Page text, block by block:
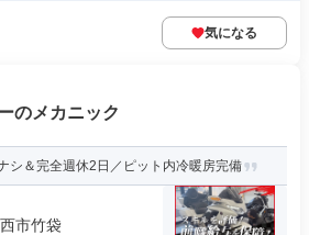
気になる
のメカニック
シ＆完全週休2日／ピット内冷暖房完備
市竹袋